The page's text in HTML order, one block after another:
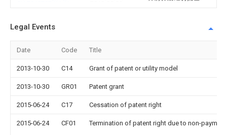
Legal Events
Date Code Title
2013-10-30 C14 Grant of patent or utility model
2013-10-30 GR01 Patent grant
2015-06-24 C17 Cessation of patent right
2015-06-24 CF01 Termination of patent right due to non-